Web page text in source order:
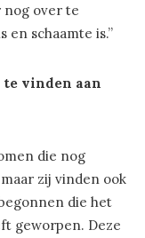
nog over te
schaamte is.”
te vinden aan
die nog
zij vinden ook
die het
geworpen. Deze